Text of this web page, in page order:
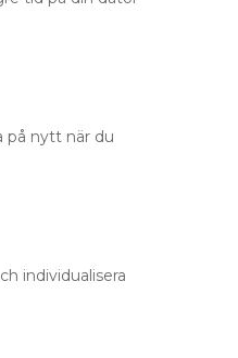
på nytt när du
individualisera